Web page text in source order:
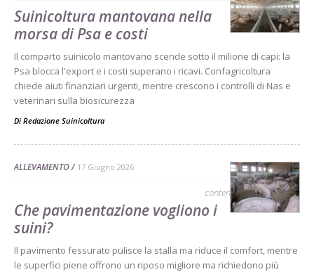
Suinicoltura mantovana nella
morsa di Psa e costi
Il comparto suinicolo mantovano scende sotto il milione di capi: la
Psa blocca l'export e i costi superano i ricavi. Confagricoltura
chiede aiuti finanziari urgenti, mentre crescono i controlli di Nas e
veterinari sulla biosicurezza
Di Redazione Suinicoltura
ALLEVAMENTO 17 Giugno 2026
contenuto sponsorizzato
Che pavimentazione vogliono i
suini?
Il pavimento fessurato pulisce la stalla ma riduce il comfort, mentre
le superfici piene offrono un riposo migliore ma richiedono più